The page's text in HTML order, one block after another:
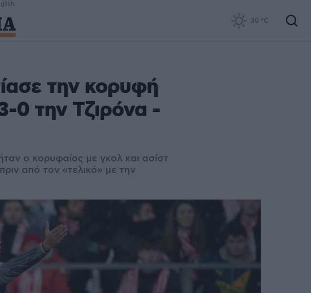
30 °C
την κορυφή
0 την Τζιρόνα -
ο κορυφαίος με γκολ και ασίστ
από τον «τελικό» με την